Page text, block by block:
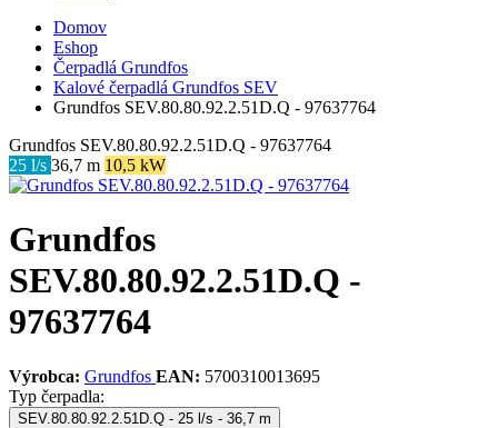
Domov
Eshop
Čerpadlá Grundfos
Kalové čerpadlá Grundfos SEV
Grundfos SEV.80.80.92.2.51D.Q - 97637764
Grundfos SEV.80.80.92.2.51D.Q - 97637764
25 l/s 36,7 m 10,5 kW
Grundfos
SEV.80.80.92.2.51D.Q -
97637764
Výrobca: Grundfos EAN: 5700310013695
Typ čerpadla:
SEV.80.80.92.2.51D.Q - 25 l/s - 36,7 m